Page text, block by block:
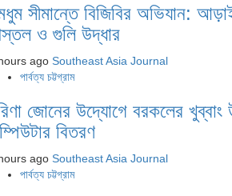
সীমান্তে বিজিবির অভিযান:
ও গুলি উদ্ধার
ago Southeast Asia Journal
পার্বত্য চট্টগ্রাম
জোনের উদ্যোগে বরকলের খুব্বাং
বিতরণ
ago Southeast Asia Journal
পার্বত্য চট্টগ্রাম